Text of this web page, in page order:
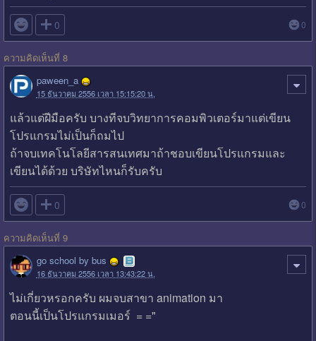
 0 0
ความคิดเห็นที่ 8
paween_a
15 ธันวาคม 2556 เวลา 15:15:20 น.
แล้วแต่ฝีมือครับ บางทีจบวิทยาการคอมพิวเตอร์มาแต่เขียน
โปรแกรมไม่เป็นก็ถมไป
ถ้าจบเทคโนโลยีสารสนเทศมาถ้าชอบเขียนโปรแกรมและ
เขียนได้ด้วย บริษัทไหนก็รับครับ
 0 0
ความคิดเห็นที่ 9
go school by bus
16 ธันวาคม 2556 เวลา 13:43:22 น.
ไม่เกี่ยวหรอกครับ ผมจบสาขา animation มา
ตอนนี้เป็นโปรแกรมเมอร์ = ="